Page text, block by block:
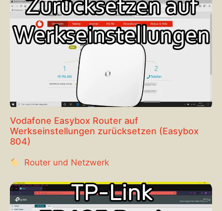
Vodafone Easybox Router auf
Werkseinstellungen zurücksetzen (Easybox
804)
Router und Netzwerk